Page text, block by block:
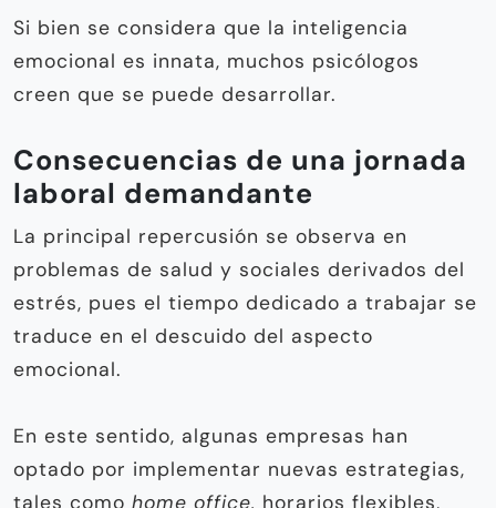
Si bien se considera que la inteligencia
emocional es innata, muchos psicólogos
creen que se puede desarrollar.
Consecuencias de una jornada
laboral demandante
La principal repercusión se observa en
problemas de salud y sociales derivados del
estrés, pues el tiempo dedicado a trabajar se
traduce en el descuido del aspecto
emocional.
En este sentido, algunas empresas han
optado por implementar nuevas estrategias,
tales como home office, horarios flexibles,